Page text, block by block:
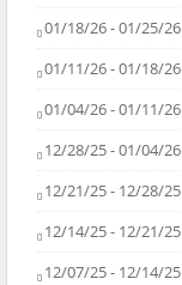
01/18/26 - 01/25/26
01/11/26 - 01/18/26
01/04/26 - 01/11/26
12/28/25 - 01/04/26
12/21/25 - 12/28/25
12/14/25 - 12/21/25
12/07/25 - 12/14/25